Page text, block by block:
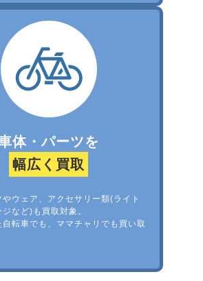
体・パーツを
幅広く買取
やウェア、アクセサリー類(ライト
など)も買取対象。
自転車でも、ママチャリでも買い取